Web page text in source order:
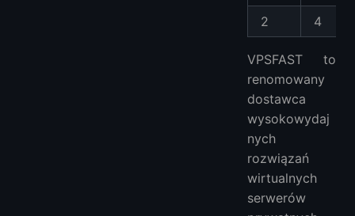
2
4
VPSFAST to
renomowany
dostawca
wysokowydaj
nych
rozwiązań
wirtualnych
serwerów